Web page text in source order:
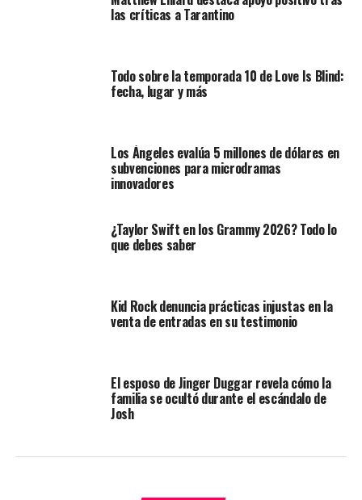
las críticas a Tarantino
Todo sobre la temporada 10 de Love Is Blind:
fecha, lugar y más
Los Ángeles evalúa 5 millones de dólares en
subvenciones para microdramas
innovadores
¿Taylor Swift en los Grammy 2026? Todo lo
que debes saber
Kid Rock denuncia prácticas injustas en la
venta de entradas en su testimonio
El esposo de Jinger Duggar revela cómo la
familia se ocultó durante el escándalo de
Josh